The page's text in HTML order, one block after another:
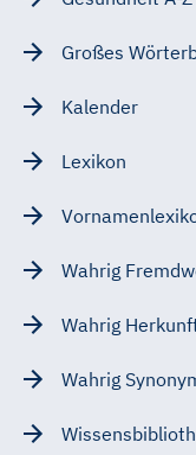
Großes
Kalender
Lexikon
Wahrig
Wahrig
Wahrig